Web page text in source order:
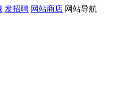
发招聘 网站商店 网站导航